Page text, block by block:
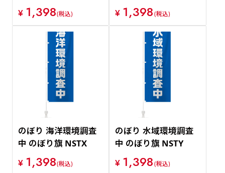
¥ 1,398(税込)
¥ 1,398(税込)
のぼり 海洋環境調査
中 のぼり旗 NSTX
¥ 1,398(税込)
のぼり 水域環境調査
中 のぼり旗 NSTY
¥ 1,398(税込)